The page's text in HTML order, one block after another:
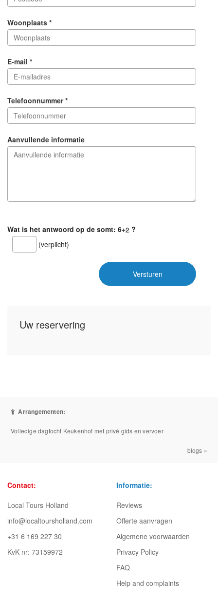
Woonplaats *
E-mail *
Telefoonnummer *
Aanvullende informatie
Wat is het antwoord op de somt: 6+
?
(verplicht)
Versturen
Uw reservering
Arrangementen:
Volledige dagtocht Keukenhof met privé gids en vervoer
blogs »
Contact:
Local Tours Holland
info@localtoursholland.com
+31 6 169 227 30
KvK-nr: 73159972
Informatie:
Reviews
Offerte aanvragen
Algemene voorwaarden
Privacy Policy
FAQ
Help and complaints